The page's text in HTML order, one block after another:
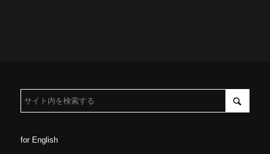
for English